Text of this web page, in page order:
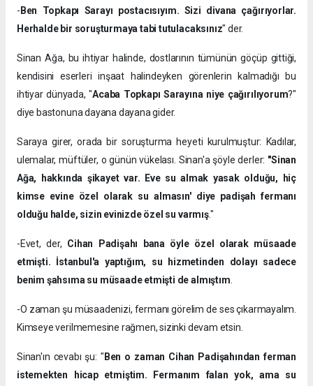
-Ben Topkapı Sarayı postacısıyım. Sizi divana çağırıyorlar.
Herhalde bir soruşturmaya tabi tutulacaksınız" der.
Sinan Ağa, bu ihtiyar halinde, dostlarının tümünün göçüp gittiği,
kendisini eserleri inşaat halindeyken görenlerin kalmadığı bu
ihtiyar dünyada, "Acaba Topkapı Sarayına niye çağırılıyorum?"
diye bastonuna dayana dayana gider.
Saraya girer, orada bir soruşturma heyeti kurulmuştur: Kadılar,
ulemalar, müftüler, o günün vükelası. Sinan'a şöyle derler: "Sinan
Ağa, hakkında şikayet var. Eve su almak yasak olduğu, hiç
kimse evine özel olarak su almasın' diye padişah fermanı
olduğu halde, sizin evinizde özel su varmış."
-Evet, der, Cihan Padişahı bana öyle özel olarak müsaade
etmişti. İstanbul'a yaptığım, su hizmetinden dolayı sadece
benim şahsıma su müsaade etmişti de almıştım
-O zaman şu müsaadenizi, fermanı görelim de ses çıkarmayalım.
Kimseye verilmemesine rağmen, sizinki devam etsin.
Sinan'ın cevabı şu: "Ben o zaman Cihan Padişahından ferman
istemekten hicap etmiştim. Fermanım falan yok, ama su